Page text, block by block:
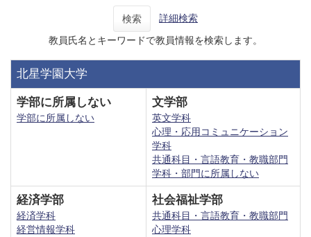
検索 詳細検索
教員氏名とキーワードで教員情報を検索します。
北星学園大学
学部に所属しない
学部に所属しない
文学部
英文学科
心理・応用コミュニケーション
学科
共通科目・言語教育・教職部門
学科・部門に所属しない
経済学部
経済学科
経営情報学科
社会福祉学部
共通科目・言語教育・教職部門
心理学科